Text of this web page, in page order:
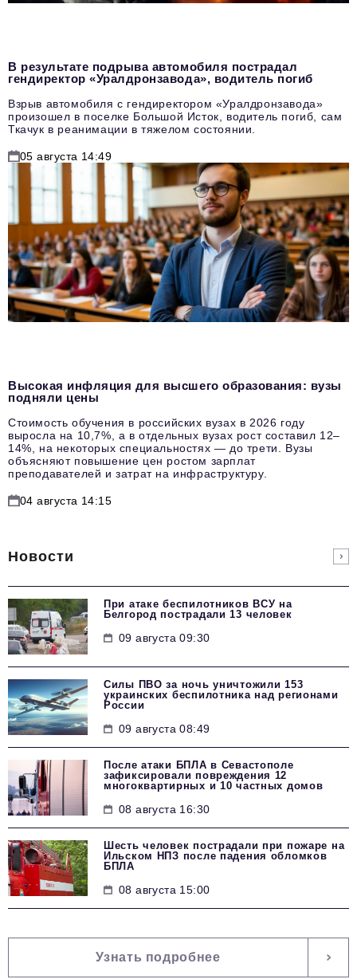
В результате подрыва автомобиля пострадал
гендиректор «Уралдронзавода», водитель погиб
Взрыв автомобиля с гендиректором «Уралдронзавода»
произошел в поселке Большой Исток, водитель погиб, сам
Ткачук в реанимации в тяжелом состоянии.
05 августа 14:49
Высокая инфляция для высшего образования: вузы
подняли цены
Стоимость обучения в российских вузах в 2026 году
выросла на 10,7%, а в отдельных вузах рост составил 12–
14%, на некоторых специальностях — до трети. Вузы
объясняют повышение цен ростом зарплат
преподавателей и затрат на инфраструктуру.
04 августа 14:15
Новости
При атаке беспилотников ВСУ на
Белгород пострадали 13 человек
09 августа 09:30
Силы ПВО за ночь уничтожили 153
украинских беспилотника над регионами
России
09 августа 08:49
После атаки БПЛА в Севастополе
зафиксировали повреждения 12
многоквартирных и 10 частных домов
08 августа 16:30
Шесть человек пострадали при пожаре на
Ильском НПЗ после падения обломков
БПЛА
08 августа 15:00
Узнать подробнее